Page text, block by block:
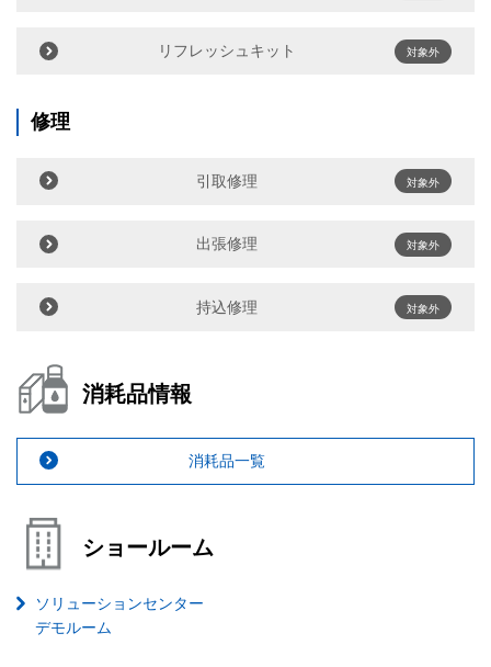
リフレッシュキット 対象外
修理
引取修理 対象外
出張修理 対象外
持込修理 対象外
消耗品情報
消耗品一覧
ショールーム
ソリューションセンター
デモルーム